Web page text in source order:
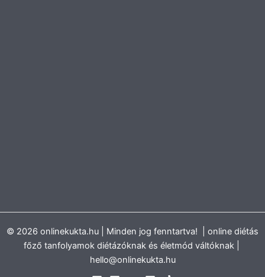
© 2026 onlinekukta.hu | Minden jog fenntartva! | online diétás
főző tanfolyamok diétázóknak és életmód váltóknak |
hello@onlinekukta.hu